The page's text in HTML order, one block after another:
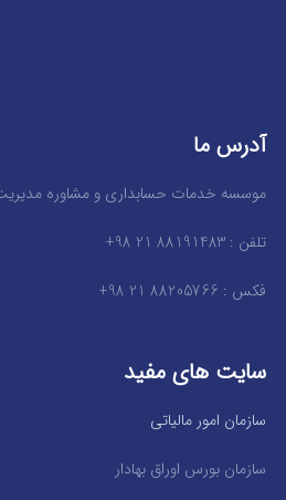
آدرس ما
موسسه خدمات حسابداری و مشاوره مدیریت
تلفن : 88191483 21 98+
فکس : 88205766 21 98+
سایت های مفید
سازمان امور مالیاتی
سازمان بورس اوراق بهادار